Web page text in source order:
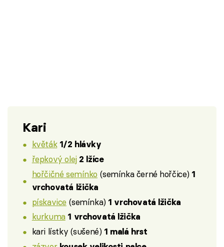
Kari
květák 1/2 hlávky
řepkový olej 2 lžíce
hořčičné semínko (semínka černé hořčice) 1
vrchovatá lžička
pískavice (semínka) 1 vrchovatá lžička
kurkuma 1 vrchovatá lžička
kari lístky (sušené) 1 malá hrst